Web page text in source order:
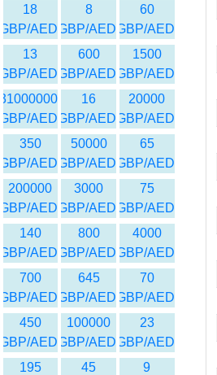
60
GBP/AED
8
GBP/AED
18
GBP/AED
1500
GBP/AED
600
GBP/AED
13
GBP/AED
20000
GBP/AED
16
GBP/AED
31000000
GBP/AED
65
GBP/AED
50000
GBP/AED
350
GBP/AED
75
GBP/AED
3000
GBP/AED
200000
GBP/AED
4000
GBP/AED
800
GBP/AED
140
GBP/AED
70
GBP/AED
645
GBP/AED
700
GBP/AED
23
GBP/AED
100000
GBP/AED
450
GBP/AED
9
45
195